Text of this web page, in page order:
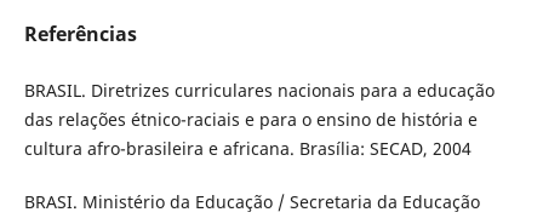
Referências
BRASIL. Diretrizes curriculares nacionais para a educação
das relações étnico-raciais e para o ensino de história e
cultura afro-brasileira e africana. Brasília: SECAD, 2004
BRASI. Ministério da Educação / Secretaria da Educação